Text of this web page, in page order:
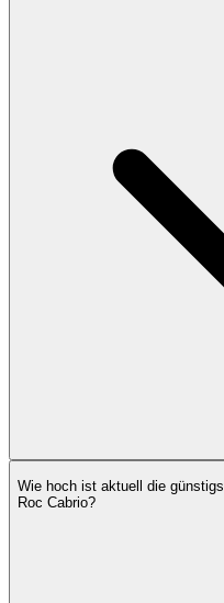
Wie hoch ist aktuell die
Roc Cabrio?